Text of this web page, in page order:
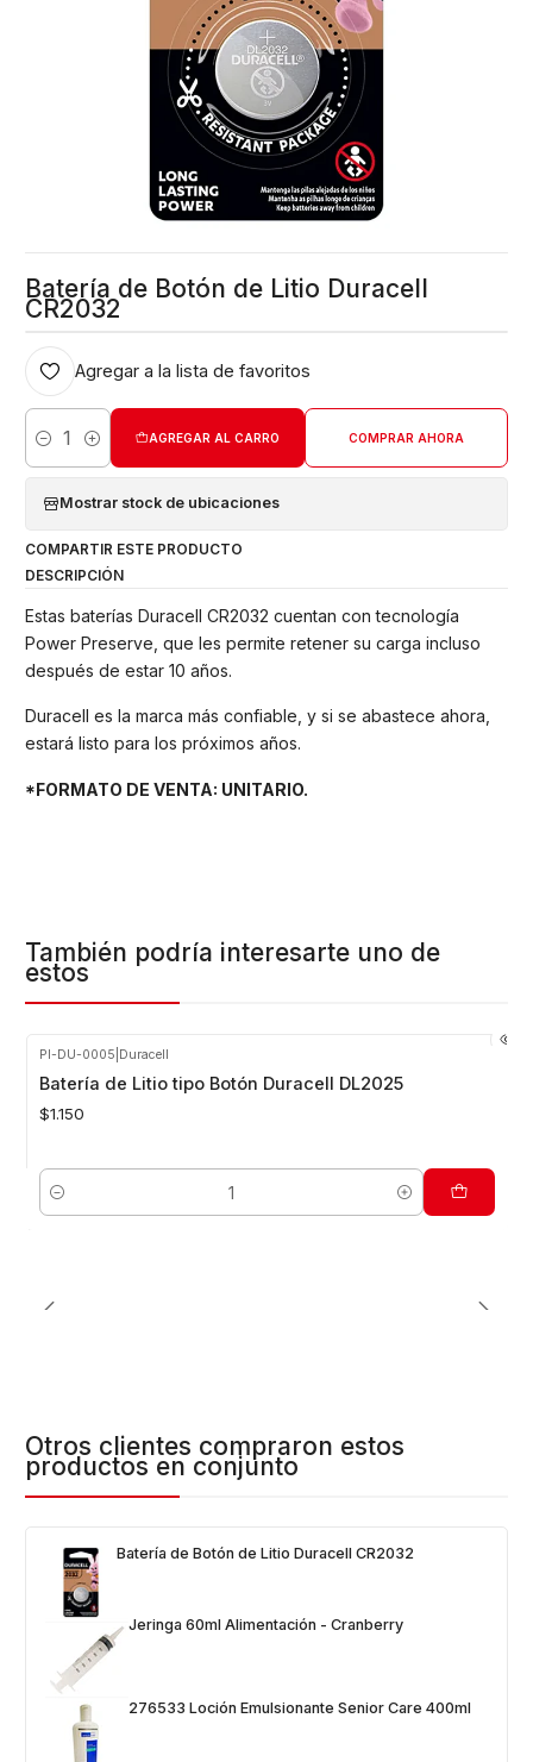
Batería de Botón de Litio Duracell
CR2032
Agregar a la lista de favoritos
Cantidad
AGREGAR AL CARRO COMPRAR AHORA
Mostrar stock de ubicaciones
COMPARTIR ESTE PRODUCTO
DESCRIPCIÓN
Estas baterías Duracell CR2032 cuentan con tecnología
Power Preserve, que les permite retener su carga incluso
después de estar 10 años.
Duracell es la marca más confiable, y si se abastece ahora,
estará listo para los próximos años.
*FORMATO DE VENTA: UNITARIO.
También podría interesarte uno de
estos
PI-DU-0005 Duracell
Batería de Litio tipo Botón Duracell DL2025
$1.150
Cantidad
Otros clientes compraron estos
productos en conjunto
Batería de Botón de Litio Duracell CR2032
Jeringa 60ml Alimentación - Cranberry
276533 Loción Emulsionante Senior Care 400ml